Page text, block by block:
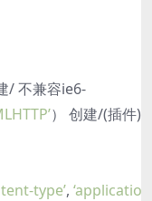
/ 不兼容ie6-
） 创建/(插件)
type’,